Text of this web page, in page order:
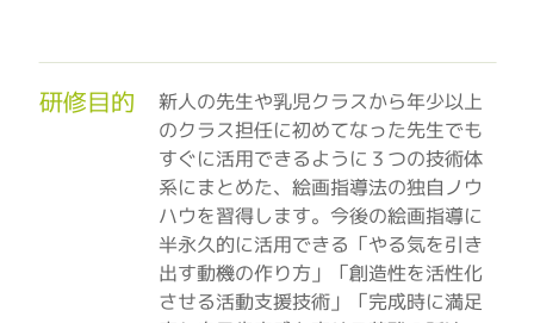
研修目的
新人の先生や乳児クラスから年少以上
のクラス担任に初めてなった先生でも
すぐに活用できるように３つの技術体
系にまとめた、絵画指導法の独自ノウ
ハウを習得します。今後の絵画指導に
半永久的に活用できる「やる気を引き
出す動機の作り方」「創造性を活性化
させる活動支援技術」「完成時に満足